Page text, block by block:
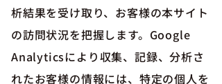
析結果を受け取り、お客様の本サイト
の訪問状況を把握します。Google
Analyticsにより収集、記録、分析さ
れたお客様の情報には、特定の個人を